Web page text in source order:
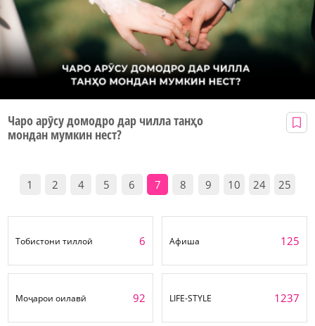
Чаро арӯсу домодро дар чилла танҳо
мондан мумкин нест?
1 2 4 5 6 7 8 9 10 24 25
Тобистони тиллоӣ 6 Афиша 125
Моҷарои оилавӣ 92 LIFE-STYLE 1237